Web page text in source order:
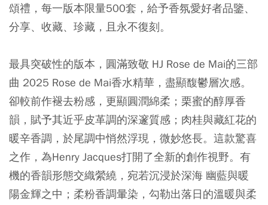
頌禮，每一版本限量500套，給予香氛愛好者品鑒、
分享、收藏、珍藏，且永不復刻。
最具突破性的版本，圓滿致敬 HJ Rose de Mai的三部
曲 2025 Rose de Mai香水精華，盡顯馥鬱層次感。
卻較前作褪去粉感，更顯圓潤綿柔；栗蜜的醇厚香
韻，賦予其近乎皮革調的深邃質感；肉桂與藏紅花的
暖辛香調，於尾調中悄然浮現，微妙悠長。這款驚喜
之作，為Henry Jacques打開了全新的創作視野。有
機的香韻形態交織縈繞，宛若沉浸於深海 幽藍與暖
陽金輝之中；柔粉香調暈染，勾勒出落日的溫暖與柔